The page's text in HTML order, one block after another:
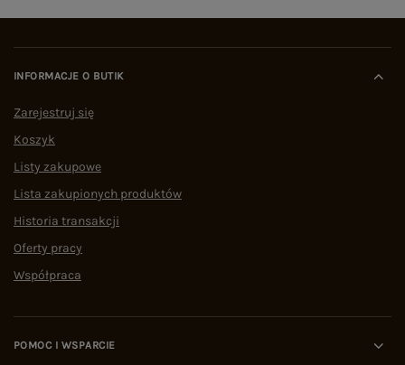
INFORMACJE O BUTIK
Zarejestruj się
Koszyk
Listy zakupowe
Lista zakupionych produktów
Historia transakcji
Oferty pracy
Współpraca
POMOC I WSPARCIE